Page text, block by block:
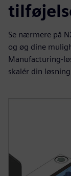
Se nærmere på
og øg dine
Manufacturing-
skalér din